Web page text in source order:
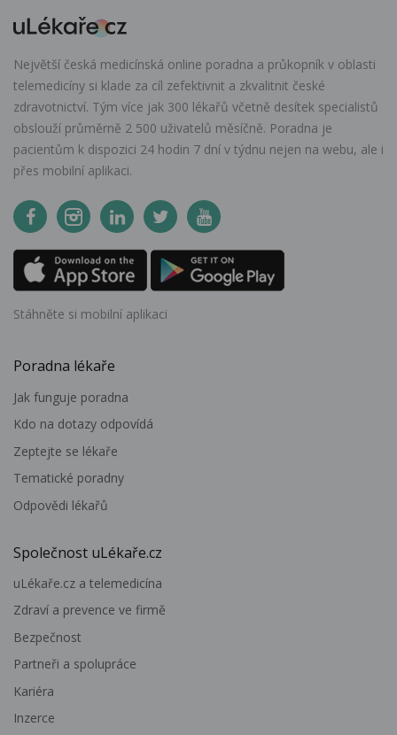
Největší česká medicínská online poradna a průkopník v oblasti
telemedicíny si klade za cíl zefektivnit a zkvalitnit české
zdravotnictví. Tým více jak 300 lékařů včetně desítek specialistů
obslouží průměrně 2 500 uživatelů měsíčně. Poradna je
pacientům k dispozici 24 hodin 7 dní v týdnu nejen na webu, ale i
přes mobilní aplikaci.
Stáhněte si mobilní aplikaci
Poradna lékaře
Jak funguje poradna
Kdo na dotazy odpovídá
Zeptejte se lékaře
Tematické poradny
Odpovědi lékařů
Společnost uLékaře.cz
uLékaře.cz a telemedicína
Zdraví a prevence ve firmě
Bezpečnost
Partneři a spolupráce
Kariéra
Inzerce